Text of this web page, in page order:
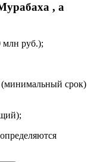
, а
млн руб.);
(минимальный срок)